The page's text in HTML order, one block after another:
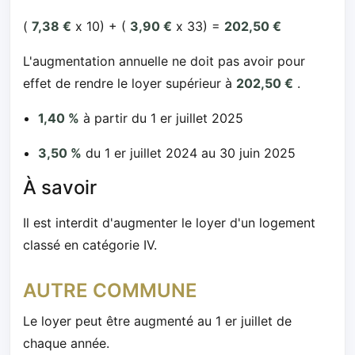
( 7,38 € x 10) + ( 3,90 € x 33) = 202,50 €
L'augmentation annuelle ne doit pas avoir pour
effet de rendre le loyer supérieur à 202,50 € .
1,40 % à partir du 1 er juillet 2025
3,50 % du 1 er juillet 2024 au 30 juin 2025
À savoir
Il est interdit d'augmenter le loyer d'un logement
classé en catégorie IV.
AUTRE COMMUNE
Le loyer peut être augmenté au 1 er juillet de
chaque année.